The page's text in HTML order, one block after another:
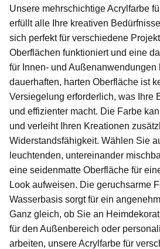
Unsere mehrschichtige Acrylfarbe
erfüllt alle Ihre kreativen
sich perfekt für verschiedene
Oberflächen funktioniert und eine
für Innen- und Außenanwendungen
dauerhaften, harten Oberfläche ist
Versiegelung erforderlich, was Ihre
und effizienter macht. Die Farbe
und verleiht Ihren Kreationen
Widerstandsfähigkeit. Wählen Sie
leuchtenden, untereinander
eine seidenmatte Oberfläche für
Look aufweisen. Die geruchsarme
Wasserbasis sorgt für ein
Ganz gleich, ob Sie an
für den Außenbereich oder
arbeiten, unsere Acrylfarbe für